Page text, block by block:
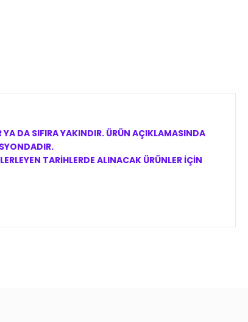
DA SIFIRA YAKINDIR. ÜRÜN AÇIKLAMASINDA
TARİHLERDE ALINACAK ÜRÜNLER İÇİN